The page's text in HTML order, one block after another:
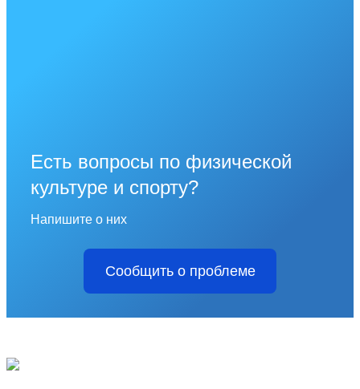
Есть вопросы по физической
культуре и спорту?
Напишите о них
Сообщить о проблеме